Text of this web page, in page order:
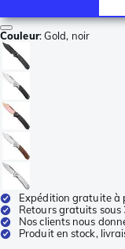
Couleur:Gold, noir
Expédition gratuite à
Retours gratuits sous
Nos clients nous
Produit en stock,